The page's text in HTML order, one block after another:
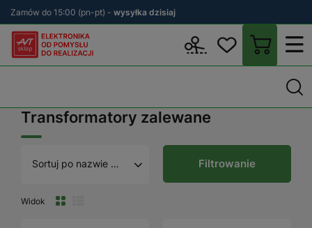
Zamów do 15:00 (pn-pt) - wysyłka dzisiaj
Transformatory zalewane
Sortuj po nazwie A - Z
Widok
Filtrowanie